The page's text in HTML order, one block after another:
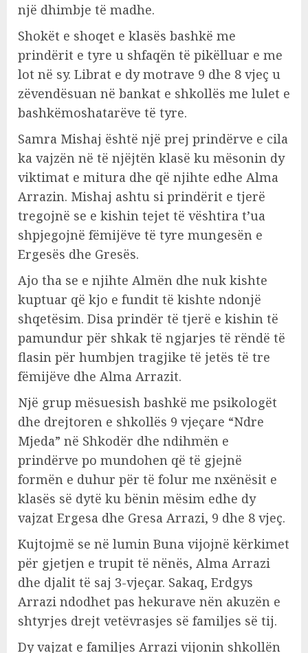
një dhimbje të madhe.
Shokët e shoqet e klasës bashkë me
prindërit e tyre u shfaqën të pikëlluar e me
lot në sy. Librat e dy motrave 9 dhe 8 vjeç u
zëvendësuan në bankat e shkollës me lulet e
bashkëmoshatarëve të tyre.
Samra Mishaj është një prej prindërve e cila
ka vajzën në të njëjtën klasë ku mësonin dy
viktimat e mitura dhe që njihte edhe Alma
Arrazin. Mishaj ashtu si prindërit e tjerë
tregojnë se e kishin tejet të vështira t’ua
shpjegojnë fëmijëve të tyre mungesën e
Ergesës dhe Gresës.
Ajo tha se e njihte Almën dhe nuk kishte
kuptuar që kjo e fundit të kishte ndonjë
shqetësim. Disa prindër të tjerë e kishin të
pamundur për shkak të ngjarjes të rëndë të
flasin për humbjen tragjike të jetës të tre
fëmijëve dhe Alma Arrazit.
Një grup mësuesish bashkë me psikologët
dhe drejtoren e shkollës 9 vjeçare “Ndre
Mjeda” në Shkodër dhe ndihmën e
prindërve po mundohen që të gjejnë
formën e duhur për të folur me nxënësit e
klasës së dytë ku bënin mësim edhe dy
vajzat Ergesa dhe Gresa Arrazi, 9 dhe 8 vjeç.
Kujtojmë se në lumin Buna vijojnë kërkimet
për gjetjen e trupit të nënës, Alma Arrazi
dhe djalit të saj 3-vjeçar. Sakaq, Erdgys
Arrazi ndodhet pas hekurave nën akuzën e
shtyrjes drejt vetëvrasjes së familjes së tij.
Dy vajzat e familjes Arrazi vijonin shkollën